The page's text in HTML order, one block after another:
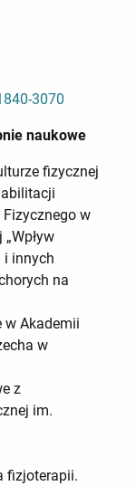
3070
naukowe
fizycznej
w
i innych
na
w Akademii
w
z
im.
fizjoterapii.